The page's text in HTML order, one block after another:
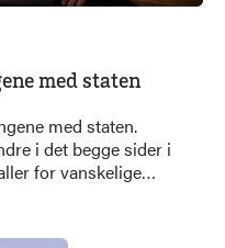
med staten
med staten.
i det begge sider i
for vanskelige